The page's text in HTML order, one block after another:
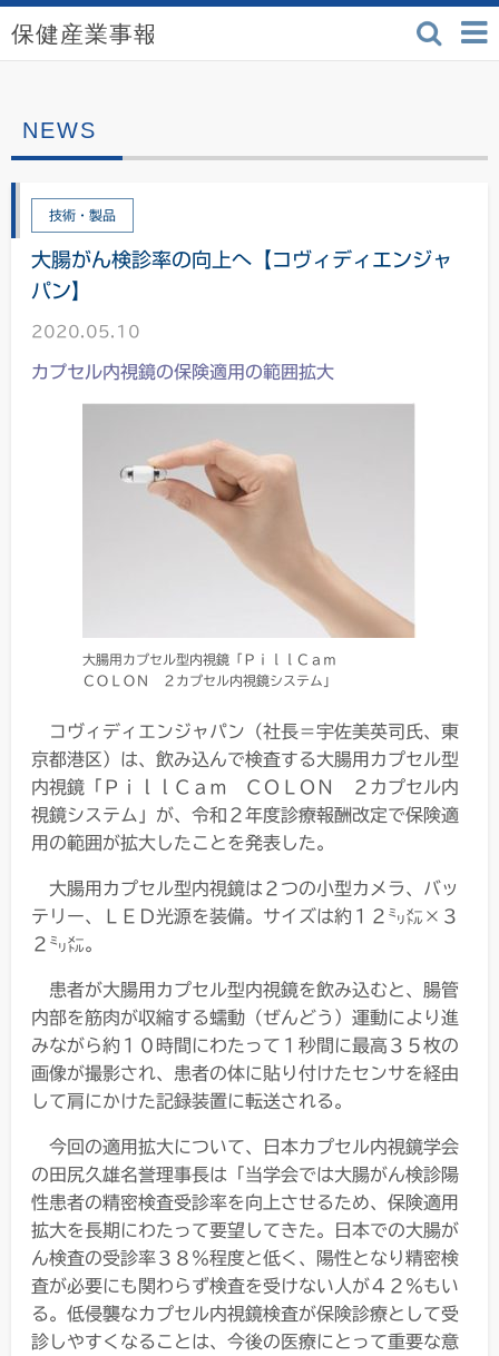
保健産業事報 - 医療機
検索
技術・製品
大腸がん検診率の向上へ【コヴィディエンジャ
パン】
2020.05.10
カプセル内視鏡の保険適用の範囲拡大
大腸用カプセル型内視鏡「ＰｉｌｌＣａｍ
ＣＯＬＯＮ ２カプセル内視鏡システム」
コヴィディエンジャパン（社長＝宇佐美英司氏、東
京都港区）は、飲み込んで検査する大腸用カプセル型
内視鏡「ＰｉｌｌＣａｍ ＣＯＬＯＮ ２カプセル内
視鏡システム」が、令和２年度診療報酬改定で保険適
用の範囲が拡大したことを発表した。
大腸用カプセル型内視鏡は２つの小型カメラ、バッ
テリー、ＬＥＤ光源を装備。サイズは約１２㍉㍍×３
２㍉㍍。
患者が大腸用カプセル型内視鏡を飲み込むと、腸管
内部を筋肉が収縮する蠕動（ぜんどう）運動により進
みながら約１０時間にわたって１秒間に最高３５枚の
画像が撮影され、患者の体に貼り付けたセンサを経由
して肩にかけた記録装置に転送される。
今回の適用拡大について、日本カプセル内視鏡学会
の田尻久雄名誉理事長は「当学会では大腸がん検診陽
性患者の精密検査受診率を向上させるため、保険適用
拡大を長期にわたって要望してきた。日本での大腸が
ん検査の受診率３８％程度と低く、陽性となり精密検
査が必要にも関わらず検査を受けない人が４２％もい
る。低侵襲なカプセル内視鏡検査が保険診療として受
診しやすくなることは、今後の医療にとって重要な意